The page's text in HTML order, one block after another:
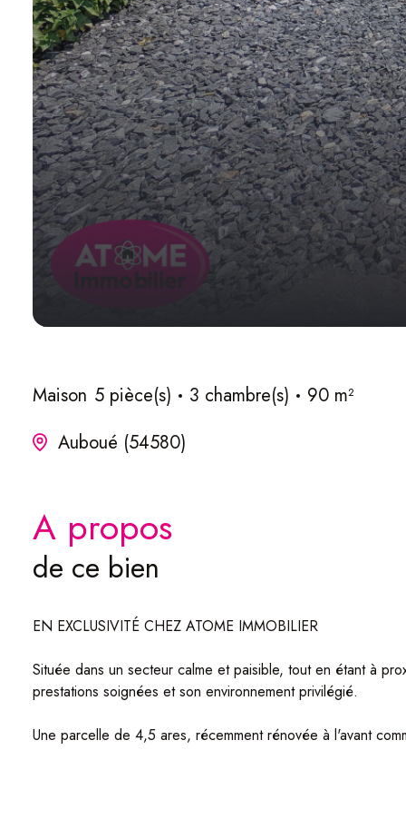
Maison 5 pièce(s) 3 chambre(s)
90 m²
Auboué (54580)
a propos
de ce bien
EN EXCLUSIVITÉ CHEZ ATOME IMMOBILIER
Située dans un secteur calme et paisible, tout en étant à
prestations soignées et son environnement privilégié.
Une parcelle de 4,5 ares, récemment rénovée à l'avant